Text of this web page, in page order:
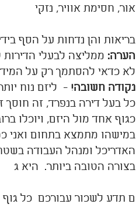
אור, חסימת אוויר, נזקי
בריאות והן נדחות על הסף
הערה: ממליצה לבעלי הדירות
לא כדאי להסתמך רק על
נקודה חשובה! -  ליזם נוח
כל בעל דירה בנפרד, זה חוסך
כגוף אחד מול היזם, ויוכלו
במישהו מתמצא בתחום ואני
האדריכל ומנהל העבודה
בצורה הטובה ביותר.  היא ג
ם תדע לשכור עבורכם  כל